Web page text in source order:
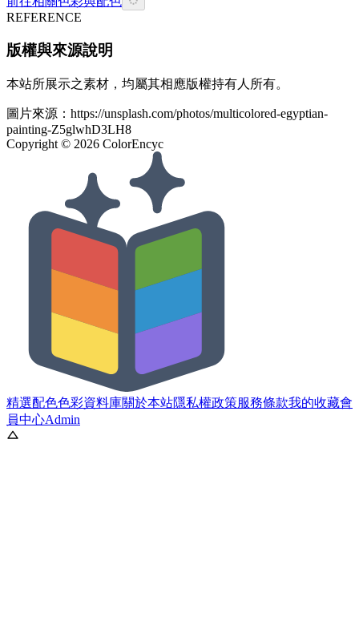
REFERENCE
版權與來源說明
本站所展示之素材，均屬其相應版權持有人所有。
圖片來源： https://unsplash.com/photos/multicolored-egyptian-
painting-Z5glwhD3LH8
Copyright © 2026 ColorEncyc
精選配色色彩資料庫關於本站隱私權政策服務條款我的收藏會
員中心Admin